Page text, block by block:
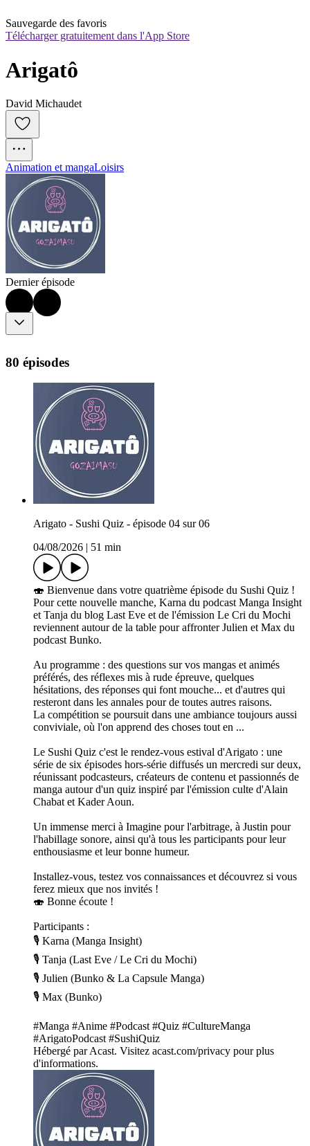
Sauvegarde des favoris
Télécharger gratuitement dans l'App Store
Arigatô
David Michaudet
Animation et mangaLoisirs
Dernier épisode
80 épisodes
Arigato - Sushi Quiz - épisode 04 sur 06
04/08/2026
51 min
🍣 Bienvenue dans votre quatrième épisode du Sushi Quiz !
Pour cette nouvelle manche, Karna du podcast Manga Insight
et Tanja du blog Last Eve et de l'émission Le Cri du Mochi
reviennent autour de la table pour affronter Julien et Max du
podcast Bunko.
Au programme : des questions sur vos mangas et animés
préférés, des réflexes mis à rude épreuve, quelques
hésitations, des réponses qui font mouche... et d'autres qui
resteront dans les annales pour de toutes autres raisons.
La compétition se poursuit dans une ambiance toujours aussi
conviviale, où l'on apprend des choses tout en ...
Le Sushi Quiz c'est le rendez-vous estival d'Arigato : une
série de six épisodes hors-série diffusés un mercredi sur deux,
réunissant podcasteurs, créateurs de contenu et passionnés de
manga autour d'un quiz inspiré par l'émission culte d'Alain
Chabat et Kader Aoun.
Un immense merci à Imagine pour l'arbitrage, à Justin pour
l'habillage sonore, ainsi qu'à tous les participants pour leur
enthousiasme et leur bonne humeur.
Installez-vous, testez vos connaissances et découvrez si vous
ferez mieux que nos invités !
🍣 Bonne écoute !
Participants :
🎙️ Karna (Manga Insight)
🎙️ Tanja (Last Eve / Le Cri du Mochi)
🎙️ Julien (Bunko & La Capsule Manga)
🎙️ Max (Bunko)
#Manga #Anime #Podcast #Quiz #CultureManga
#ArigatoPodcast #SushiQuiz
Hébergé par Acast. Visitez acast.com/privacy pour plus
d'informations.